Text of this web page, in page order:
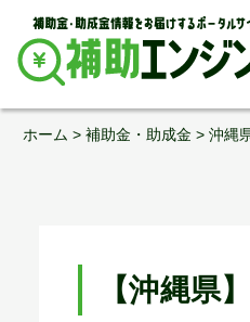
Skip
ホーム > 補助金・助成金 > 沖縄
【沖縄県